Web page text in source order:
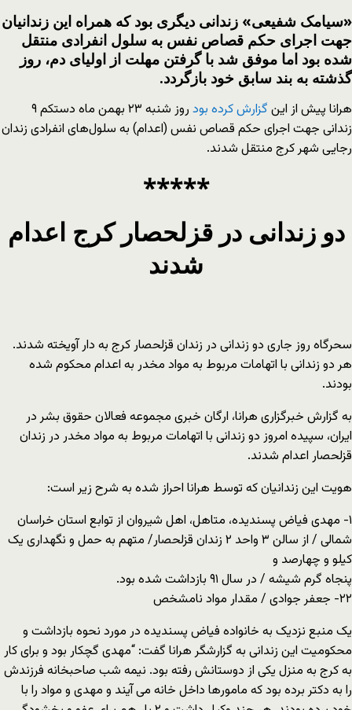
«سیامک شفیعی» زندانی دیگری بود که همراه این زندانیان
جهت اجرای حکم قصاص نفس به سلول انفرادی منتقل
شده بود اما موفق شد با گرفتن مهلت از اولیای دم، روز
گذشته به بند سابق خود بازگردد.
هرانا پیش از این گزارش کرده بود
روز شنبه ۲۳ بهمن ماه دستکم ۹
زندانی جهت اجرای حکم قصاص نفس (اعدام) به سلول‌های انفرادی زندان
رجایی شهر کرج منتقل شدند.
*****
دو زندانی در قزلحصار کرج اعدام
شدند
سحرگاه روز جاری دو زندانی در زندان قزلحصار کرج به دار آویخته شدند.
هر دو زندانی با اتهامات مربوط به مواد مخدر به اعدام محکوم شده
بودند.
به گزارش خبرگزاری هرانا، ارگان خبری مجموعه فعالان حقوق بشر در
ایران، سپیده امروز دو زندانی با اتهامات مربوط به مواد مخدر در زندان
قزلحصار اعدام شدند.
هویت این زندانیان که توسط هرانا احراز شده به شرح زیر است:
۱- مهدی فیاض پسندیده، متاهل، اهل شیروان از توابع استان خراسان
شمالی / از سالن ۳ واحد ۲ زندان قزلحصار/ متهم به حمل و نگهداری یک
کیلو و چهارصد و
پنجاه گرم شیشه / در سال ۹۱ بازداشت شده بود.
۲۲- جعفر جوادی / مقدار مواد نامشخص
یک منبع نزدیک به خانواده فیاض پسندیده در مورد نحوه بازداشت و
محکومیت این زندانی به گزارشگر هرانا گفت: “مهدی گچکار بود و برای کار
به کرج به منزل یکی از دوستانش رفته بود. نیمه شب صاحبخانه فرزندش
را به دکتر برده بود که مامورها داخل خانه می آیند و مهدی و مواد را با